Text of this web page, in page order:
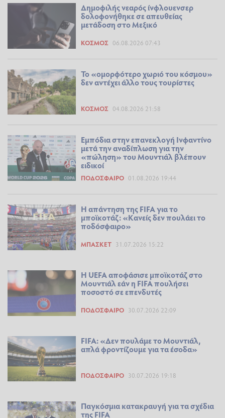
Δημοφιλής νεαρός ίνφλουενσερ
δολοφονήθηκε σε απευθείας
μετάδοση στο Μεξικό
ΚΌΣΜΟΣ 06.08.2026 07:43
Το «ομορφότερο χωριό του κόσμου»
δεν αντέχει άλλο τους τουρίστες
ΚΌΣΜΟΣ 04.08.2026 21:58
Εμπόδια στην επανεκλογή Ινφαντίνο
μετά την αναδίπλωση για την
«πώληση» του Μουντιάλ βλέπουν
ειδικοί
ΠΟΔΌΣΦΑΙΡΟ 01.08.2026 19:44
Η απάντηση της FIFA για το
μποϊκοτάζ: «Κανείς δεν πουλάει το
ποδόσφαιρο»
ΜΠΆΣΚΕΤ 31.07.2026 15:22
Η UEFA αποφάσισε μποϊκοτάζ στο
Μουντιάλ εάν η FIFA πουλήσει
ποσοστό σε επενδυτές
ΠΟΔΌΣΦΑΙΡΟ 30.07.2026 22:09
FIFA: «Δεν πουλάμε το Μουντιάλ,
απλά φροντίζουμε για τα έσοδα»
ΠΟΔΌΣΦΑΙΡΟ 30.07.2026 19:18
Παγκόσμια κατακραυγή για τα σχέδια
της FIFA